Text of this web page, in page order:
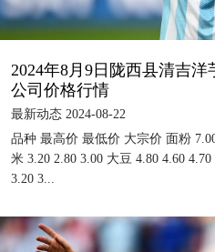
2024年8月9日陇西县清吉
公司价格行情
最新动态 2024-08-22
品种 最高价 最低价 大宗价 面粉
米 3.20 2.80 3.00 大豆 4.80 4.60
3.20 3...